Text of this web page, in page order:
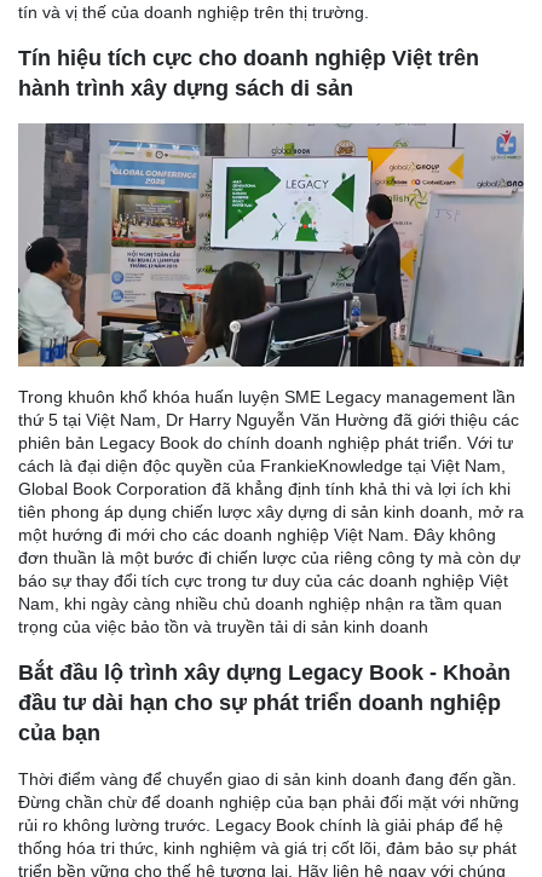
tín và vị thế của doanh nghiệp trên thị trường.
Tín hiệu tích cực cho doanh nghiệp Việt trên
hành trình xây dựng sách di sản
Trong khuôn khổ khóa huấn luyện SME Legacy management lần
thứ 5 tại Việt Nam, Dr Harry Nguyễn Văn Hường đã giới thiệu các
phiên bản Legacy Book do chính doanh nghiệp phát triển. Với tư
cách là đại diện độc quyền của FrankieKnowledge tại Việt Nam,
Global Book Corporation đã khẳng định tính khả thi và lợi ích khi
tiên phong áp dụng chiến lược xây dựng di sản kinh doanh, mở ra
một hướng đi mới cho các doanh nghiệp Việt Nam. Đây không
đơn thuần là một bước đi chiến lược của riêng công ty mà còn dự
báo sự thay đổi tích cực trong tư duy của các doanh nghiệp Việt
Nam, khi ngày càng nhiều chủ doanh nghiệp nhận ra tầm quan
trọng của việc bảo tồn và truyền tải di sản kinh doanh
Bắt đầu lộ trình xây dựng Legacy Book - Khoản
đầu tư dài hạn cho sự phát triển doanh nghiệp
của bạn
Thời điểm vàng để chuyển giao di sản kinh doanh đang đến gần.
Đừng chần chừ để doanh nghiệp của bạn phải đối mặt với những
rủi ro không lường trước. Legacy Book chính là giải pháp để hệ
thống hóa tri thức, kinh nghiệm và giá trị cốt lõi, đảm bảo sự phát
triển bền vững cho thế hệ tương lai. Hãy liên hệ ngay với chúng